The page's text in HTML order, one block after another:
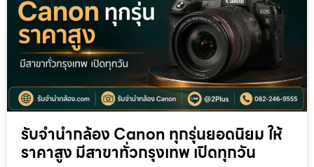
รับจำนำกล้อง Canon ทุกรุ่นยอดนิยม ให้
ราคาสูง มีสาขาทั่วกรุงเทพ เปิดทุกวัน